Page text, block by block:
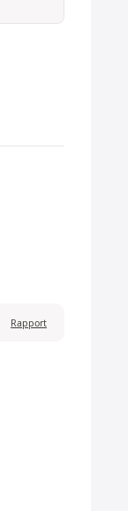
Rapport